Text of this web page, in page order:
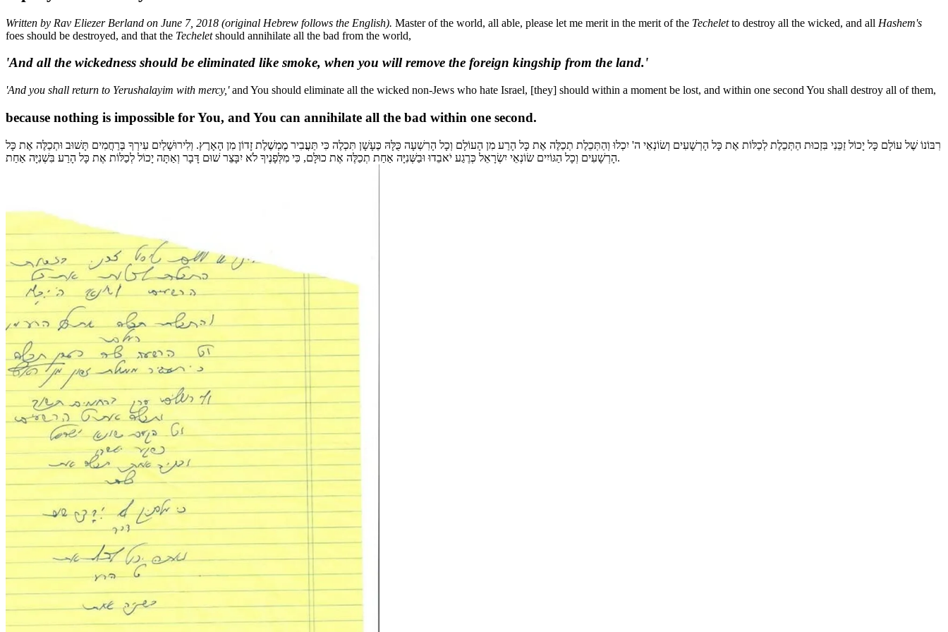
Written by Rav Eliezer Berland on June 7, 2018 (original Hebrew follows the English). Master of the world, all able, please let me merit in the merit of the Techeletto destroy all the wicked, and all Hashem's
foes should be destroyed, and that the Techeletshould annihilate all the bad from the world,
'And all the wickedness should be eliminated like smoke, when you will remove the foreign kingship from the land.'
'And you shall return to Yerushalayim with mercy,'and You should eliminate all the wicked non-Jews who hate Israel, [they] should within a moment be lost, and within one second You shall destroy all of them,
because nothing is impossible for You, and You can annihilate all the bad within one second.
רִבּוֹנוֹ שֶׁל עוֹלָם כָּל יָכוֹל זַכֵּנִי בִּזְכוּת הַתְּכֵלֶת לְכַלּוֹת אֶת כָּל הָרְשָׁעִים וְשׂוֹנְאֵי ה' יִכְלוּ וְהַתְּכֵלֶת תְכַלֶּה אֶת כָּל הָרַע מִן הָעוֹלָם וְכָל הָרִשְׁעָה כֻּלָּהּ כֶּעָשָׁן תִּכְלֶה כִּי תַּעֲבִיר מֶמְשֶׁלֶת זָדוֹן מִן הָאָרֶץ. וְלִירוּשָׁלַיִם עִירְךָ בְּרַחֲמִים תָּשׁוּב וּתְכַלֶּה אֶת כָּל
הָרְשָׁעִים וְכָל הַגּוֹיִים שׂוֹנְאֵי יִשְׂרָאֵל כְּרֶגַע יֹאבֵדוּ וּבַשְּׁנִיָּה אַחַת תְכַלֶּה אֶת כוּלָּם, כִּי מִלְּפָנֶיךָ לֹא יִבָּצֵר שׁוּם דָּבָר וְאַתָּה יָכוֹל לְכַלּוֹת אֶת כָּל הָרַע בִּשְׁנִיָּה אַחַת.